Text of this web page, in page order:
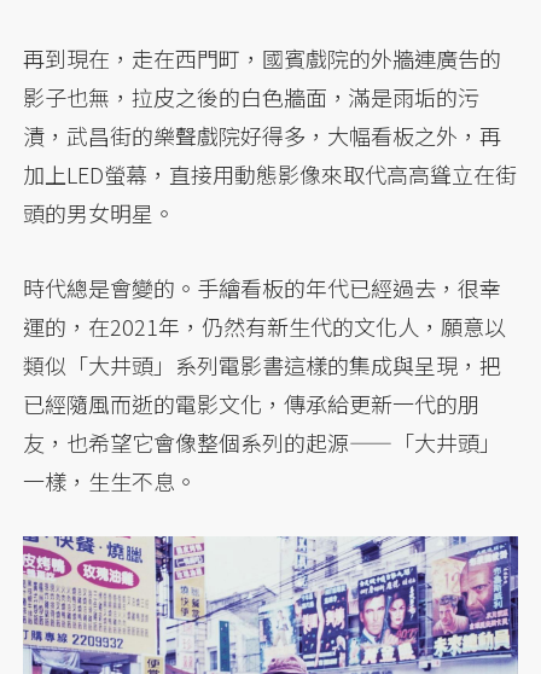
再到現在，走在西門町，國賓戲院的外牆連廣告的
影子也無，拉皮之後的白色牆面，滿是雨垢的污
漬，武昌街的樂聲戲院好得多，大幅看板之外，再
加上LED螢幕，直接用動態影像來取代高高聳立在街
頭的男女明星。
時代總是會變的。手繪看板的年代已經過去，很幸
運的，在2021年，仍然有新生代的文化人，願意以
類似「大井頭」系列電影書這樣的集成與呈現，把
已經隨風而逝的電影文化，傳承給更新一代的朋
友，也希望它會像整個系列的起源——「大井頭」
一樣，生生不息。